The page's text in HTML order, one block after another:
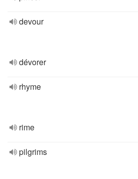
devour
dévorer
rhyme
rime
pilgrims